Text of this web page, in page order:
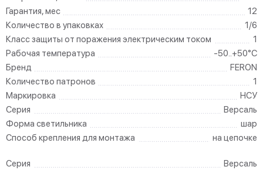
Гарантия, мес
12
Количество в упаковках
1/6
Класс защиты от поражения электрическим током
1
Рабочая температура
-50..+50°C
Бренд
FERON
Количество патронов
1
Маркировка
НСУ
Серия
Версаль
Форма светильника
шар
Способ крепления для монтажа
на цепочке
Серия
Версаль